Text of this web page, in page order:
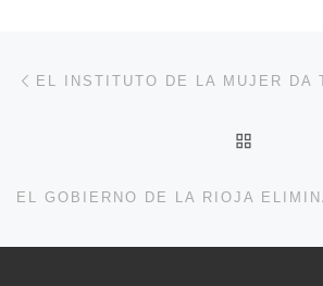
Navegación de entradas